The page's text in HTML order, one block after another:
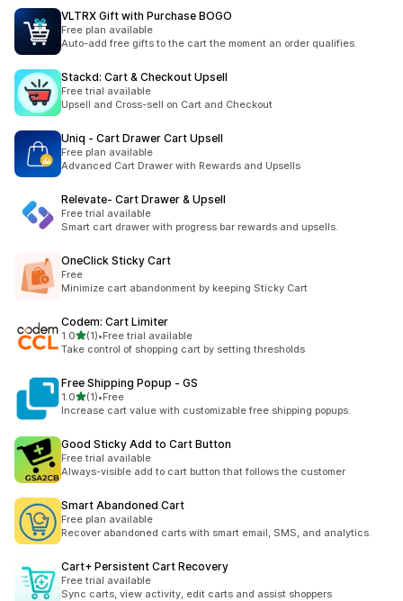
VLTRX Gift with Purchase BOGO
Free plan available
Auto-add free gifts to the cart the moment an order qualifies.
Stackd: Cart & Checkout Upsell
Free trial available
Upsell and Cross-sell on Cart and Checkout
Uniq ‑ Cart Drawer Cart Upsell
Free plan available
Advanced Cart Drawer with Rewards and Upsells
Relevate‑ Cart Drawer & Upsell
Free trial available
Smart cart drawer with progress bar rewards and upsells.
OneClick Sticky Cart
Free
Minimize cart abandonment by keeping Sticky Cart
Codem: Cart Limiter
1.05つ星中
(1)
合計レビュー数：1件
•Free trial available
Take control of shopping cart by setting thresholds
Free Shipping Popup ‑ GS
1.05つ星中
(1)
合計レビュー数：1件
•Free
Increase cart value with customizable free shipping popups.
Good Sticky Add to Cart Button
Free trial available
Always-visible add to cart button that follows the customer
Smart Abandoned Cart
Free plan available
Recover abandoned carts with smart email, SMS, and analytics.
Cart+ Persistent Cart Recovery
Free trial available
Sync carts, view activity, edit carts and assist shoppers